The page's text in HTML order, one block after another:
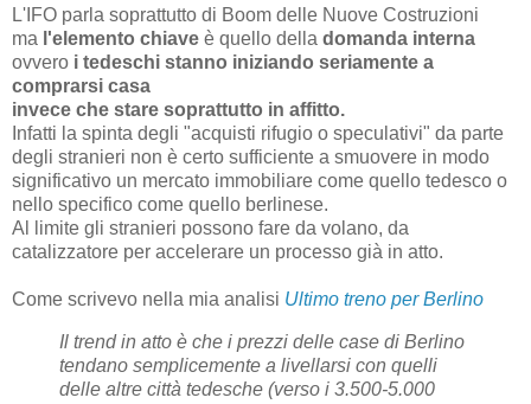
L'IFO parla soprattutto di Boom delle Nuove Costruzioni
ma l'elemento chiave è quello della domanda interna
ovvero i tedeschi stanno iniziando seriamente a
comprarsi casa
invece che stare soprattutto in affitto.
Infatti la spinta degli "acquisti rifugio o speculativi" da parte
degli stranieri non è certo sufficiente a smuovere in modo
significativo un mercato immobiliare come quello tedesco o
nello specifico come quello berlinese.
Al limite gli stranieri possono fare da volano, da
catalizzatore per accelerare un processo già in atto.
Come scrivevo nella mia analisi Ultimo treno per Berlino
Il trend in atto è che i prezzi delle case di Berlino
tendano semplicemente a livellarsi con quelli
delle altre città tedesche (verso i 3.500-5.000